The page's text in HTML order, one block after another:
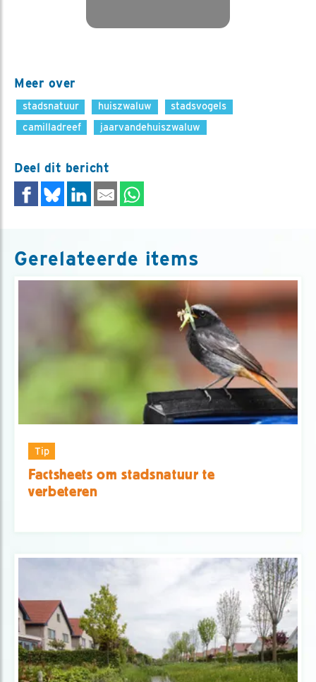
Meer over
stadsnatuur huiszwaluw
stadsvogels
camilladreef
jaarvandehuiszwaluw
Deel dit bericht
Gerelateerde items
Tip
Factsheets om stadsnatuur te
verbeteren